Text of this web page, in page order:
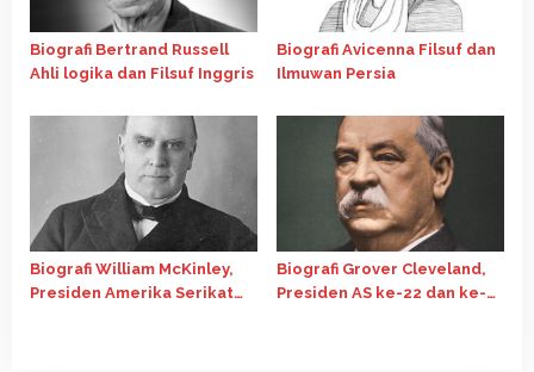
Biografi Bertrand Russell
Ahli logika dan Filsuf Inggris
Biografi Avicenna Filsuf dan
Ilmuwan Persia
Biografi William McKinley,
Presiden Amerika Serikat
Biografi Grover Cleveland,
Presiden AS ke-22 dan ke-